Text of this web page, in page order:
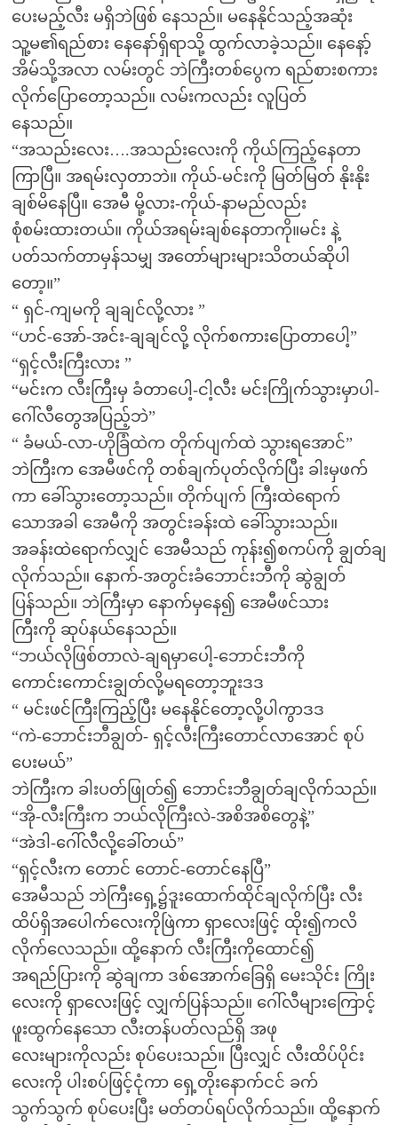
ပေးမည့်လီး မရှိဘဲဖြစ် နေသည်။ မနေနိုင်သည့်အဆုံး
သူ့မ၏ရည်စား နေနော်ရှိရာသို့ ထွက်လာခဲ့သည်။ နေနော့်
အိမ်သို့အလာ လမ်းတွင် ဘဲကြီးတစ်ပွေက ရည်စားစကား
လိုက်ပြောတော့သည်။ လမ်းကလည်း လူပြတ်
နေသည်။
“အသည်းလေး….အသည်းလေးကို ကိုယ်ကြည့်နေတာ
ကြာပြီ။ အရမ်းလှတာဘဲ။ ကိုယ်-မင်းကို မြတ်မြတ် နိုးနိုး
ချစ်မိနေပြီ။ အေမီ မို့လား-ကိုယ်-နာမည်လည်း
စုံစမ်းထားတယ်။ ကိုယ်အရမ်းချစ်နေတာကို။မင်း နဲ့
ပတ်သက်တာမှန်သမျှ အတော်များများသိတယ်ဆိုပါ
တော့။”
“ ရှင်-ကျမကို ချချင်လို့လား ”
“ဟင်-အော်-အင်း-ချချင်လို့ လိုက်စကားပြောတာပေါ့”
“ရှင့်လီးကြီးလား ”
“မင်းက လီးကြီးမှ ခံတာပေါ့-ငါ့လီး မင်းကြိုက်သွားမှာပါ-
ဂေါ်လီတွေအပြည့်ဘဲ”
“ ခံမယ်-လာ-ဟိုခြံထဲက တိုက်ပျက်ထဲ သွားရအောင်”
ဘဲကြီးက အေမီဖင်ကို တစ်ချက်ပုတ်လိုက်ပြီး ခါးမှဖက်
ကာ ခေါ်သွားတော့သည်။ တိုက်ပျက် ကြီးထဲရောက်
သောအခါ အေမီကို အတွင်းခန်းထဲ ခေါ်သွားသည်။
အခန်းထဲရောက်လျှင် အေမီသည် ကုန်း၍စကပ်ကို ချွတ်ချ
လိုက်သည်။ နောက်-အတွင်းခံဘောင်းဘီကို ဆွဲချွတ်
ပြန်သည်။ ဘဲကြီးမှာ နောက်မှနေ၍ အေမီဖင်သား
ကြီးကို ဆုပ်နယ်နေသည်။
“ဘယ်လိုဖြစ်တာလဲ-ချရမှာပေါ့-ဘောင်းဘီကို
ကောင်းကောင်းချွတ်လို့မရတော့ဘူးဒဒ
“ မင်းဖင်ကြီးကြည့်ပြီး မနေနိုင်တော့လို့ပါကွာဒဒ
“ကဲ-ဘောင်းဘီချွတ်- ရှင့်လီးကြီးတောင်လာအောင် စုပ်
ပေးမယ်”
ဘဲကြီးက ခါးပတ်ဖြုတ်၍ ဘောင်းဘီချွတ်ချလိုက်သည်။
“အို-လီးကြီးက ဘယ်လိုကြီးလဲ-အစိအစိတွေနဲ့”
“အဲဒါ-ဂေါ်လီလို့ခေါ်တယ်”
“ရှင့်လီးက တောင် တောင်-တောင်နေပြီ”
အေမီသည် ဘဲကြီးရှေ့၌ဒူးထောက်ထိုင်ချလိုက်ပြီး လီး
ထိပ်ရှိအပေါက်လေးကိုဖြဲကာ ရှာလေးဖြင့် ထိုး၍ကလိ
လိုက်လေသည်။ ထို့နောက် လီးကြီးကိုထောင်၍
အရည်ပြားကို ဆွဲချကာ ဒစ်အောက်ခြေရှိ မေးသိုင်း ကြိုး
လေးကို ရှာလေးဖြင့် လျှက်ပြန်သည်။ ဂေါ်လီများကြောင့်
ဖူးထွက်နေသော လီးတန်ပတ်လည်ရှိ အဖု
လေးများကိုလည်း စုပ်ပေးသည်။ ပြီးလျှင် လီးထိပ်ပိုင်း
လေးကို ပါးစပ်ဖြင့်ငုံကာ ရှေ့တိုးနောက်ငင် ခက်
သွက်သွက် စုပ်ပေးပြီး မတ်တပ်ရပ်လိုက်သည်။ ထို့နောက်